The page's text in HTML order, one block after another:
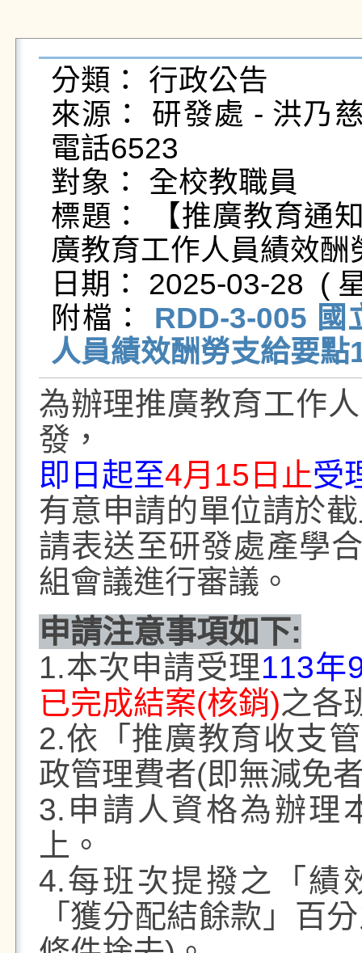
分類： 行政公告
來源： 研發處 - 洪乃
電話6523
對象： 全校教職員
標題： 【推廣教育通
廣教育工作人員績效
日期： 2025-03-28  (
附檔： RDD-3-005
人員績效酬勞支給要
為辦理推廣教育工作
發，
即日起至4月 15 日止受
有意申請的單位請於
請表送至研發處產學
組會議進行審議。
申請注意事項如下:
1.本次申請受理113年
已完成結案(核銷)之各
2.依「推廣教育收支
政管理費者(即無減免
3. 申請人資格為辦理
上。
4.每班次提撥之「績
「獲分配結餘款」百